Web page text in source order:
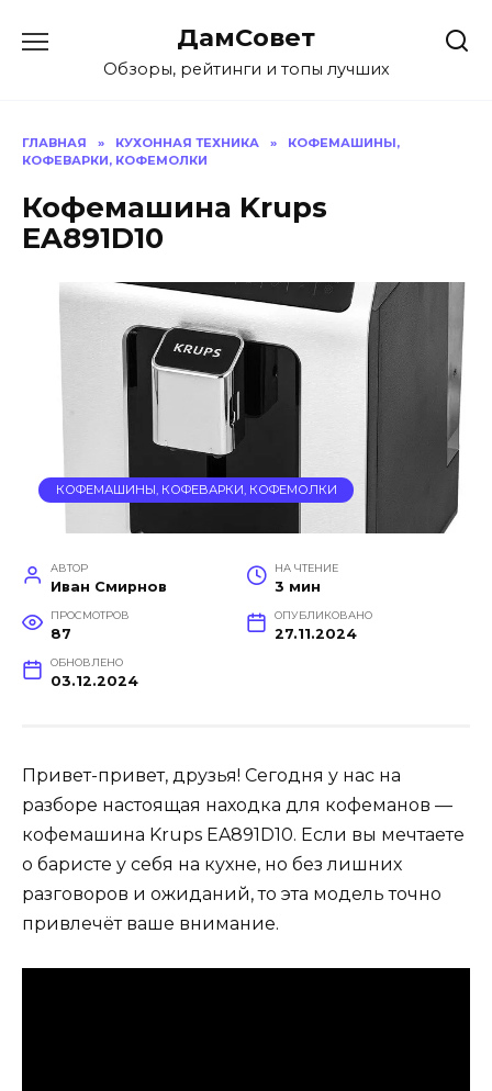
содержанию
ДамСовет
Обзоры, рейтинги и топы лучших
ГЛАВНАЯ » КУХОННАЯ ТЕХНИКА »
КОФЕМАШИНЫ,
КОФЕВАРКИ, КОФЕМОЛКИ
Кофемашина Krups
EA891D10
КОФЕМАШИНЫ, КОФЕВАРКИ, КОФЕМОЛКИ
АВТОР
Иван Смирнов
НА ЧТЕНИЕ
3 мин
ПРОСМОТРОВ
87
ОПУБЛИКОВАНО
27.11.2024
ОБНОВЛЕНО
03.12.2024
Привет-привет, друзья! Сегодня у нас на
разборе настоящая находка для кофеманов —
кофемашина Krups EA891D10. Если вы мечтаете
о баристе у себя на кухне, но без лишних
разговоров и ожиданий, то эта модель точно
привлечёт ваше внимание.